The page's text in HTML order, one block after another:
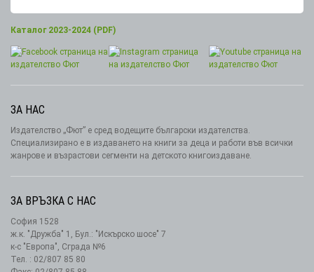
Каталог 2023-2024 (PDF)
ЗА НАС
Издателство „Фют” е сред водещите български издателства.
Специализирано е в издаването на книги за деца и работи във всички
жанрове и възрастови сегменти на детското книгоиздаване.
ЗА ВРЪЗКА С НАС
София 1528
ж.к. "Дружба" 1, Бул.: "Искърско шосе" 7
к-с "Европа", Сграда №6
Тел. : 02/807 85 80